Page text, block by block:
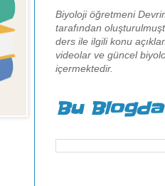
Biyoloji öğretmeni
tarafından
ders ile ilgili konu
videolar ve güncel
içermektedir.
Bu